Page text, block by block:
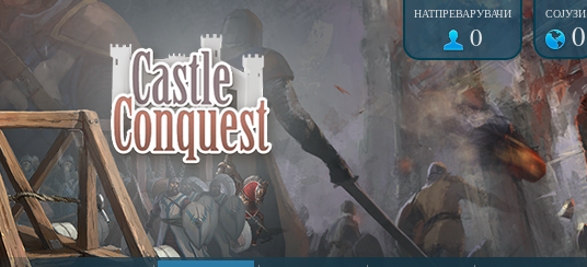
НАТПРЕВАРУВАЧИ
0
СОЈУЗИ
0